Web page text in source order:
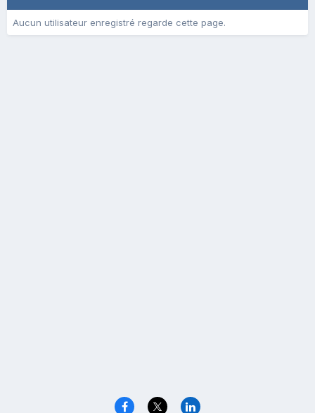
Aucun utilisateur enregistré regarde cette page.